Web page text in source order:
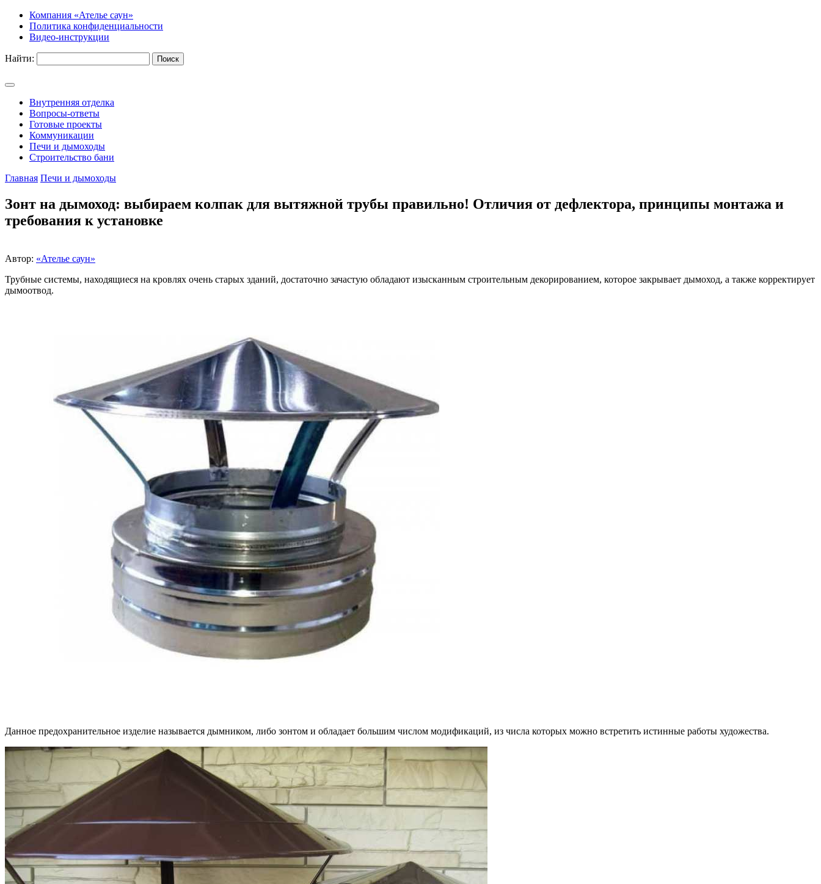
Компания «Ателье саун»
Политика конфиденциальности
Видео-инструкции
Найти:
Внутренняя отделка
Вопросы-ответы
Готовые проекты
Коммуникации
Печи и дымоходы
Строительство бани
Главная Печи и дымоходы
Зонт на дымоход: выбираем колпак для вытяжной трубы правильно! Отличия от дефлектора, принципы монтажа и
требования к установке
Автор: «Ателье саун»
Трубные системы, находящиеся на кровлях очень старых зданий, достаточно зачастую обладают изысканным строительным декорированием, которое закрывает дымоход, а также корректирует
дымоотвод.
Данное предохранительное изделие называется дымником, либо зонтом и обладает большим числом модификаций, из числа которых можно встретить истинные работы художества.